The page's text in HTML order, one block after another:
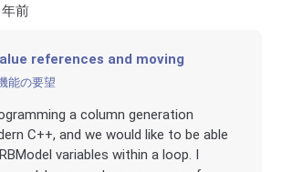
年前
references and moving
能の要望
a column generation
C++, and we would like to be able
variables within a loop. I